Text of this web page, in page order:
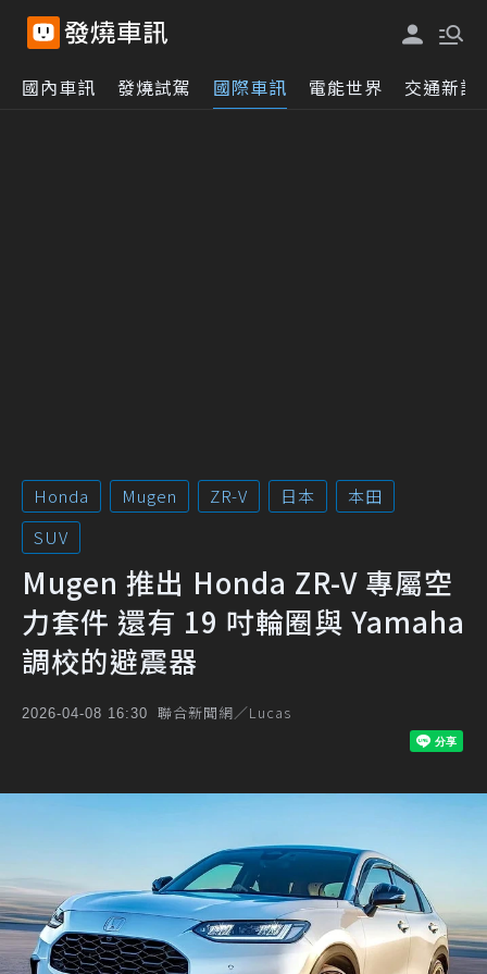
國內車訊 發燒試駕 國際車訊 電能世界 交通新訊
Honda Mugen ZR-V 日本
本田
SUV
Mugen 推出 Honda ZR-V 專屬空
力套件 還有 19 吋輪圈與 Yamaha
調校的避震器
2026-04-08 16:30 聯合新聞網／Lucas